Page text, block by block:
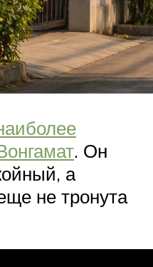
. Он
а
не тронута